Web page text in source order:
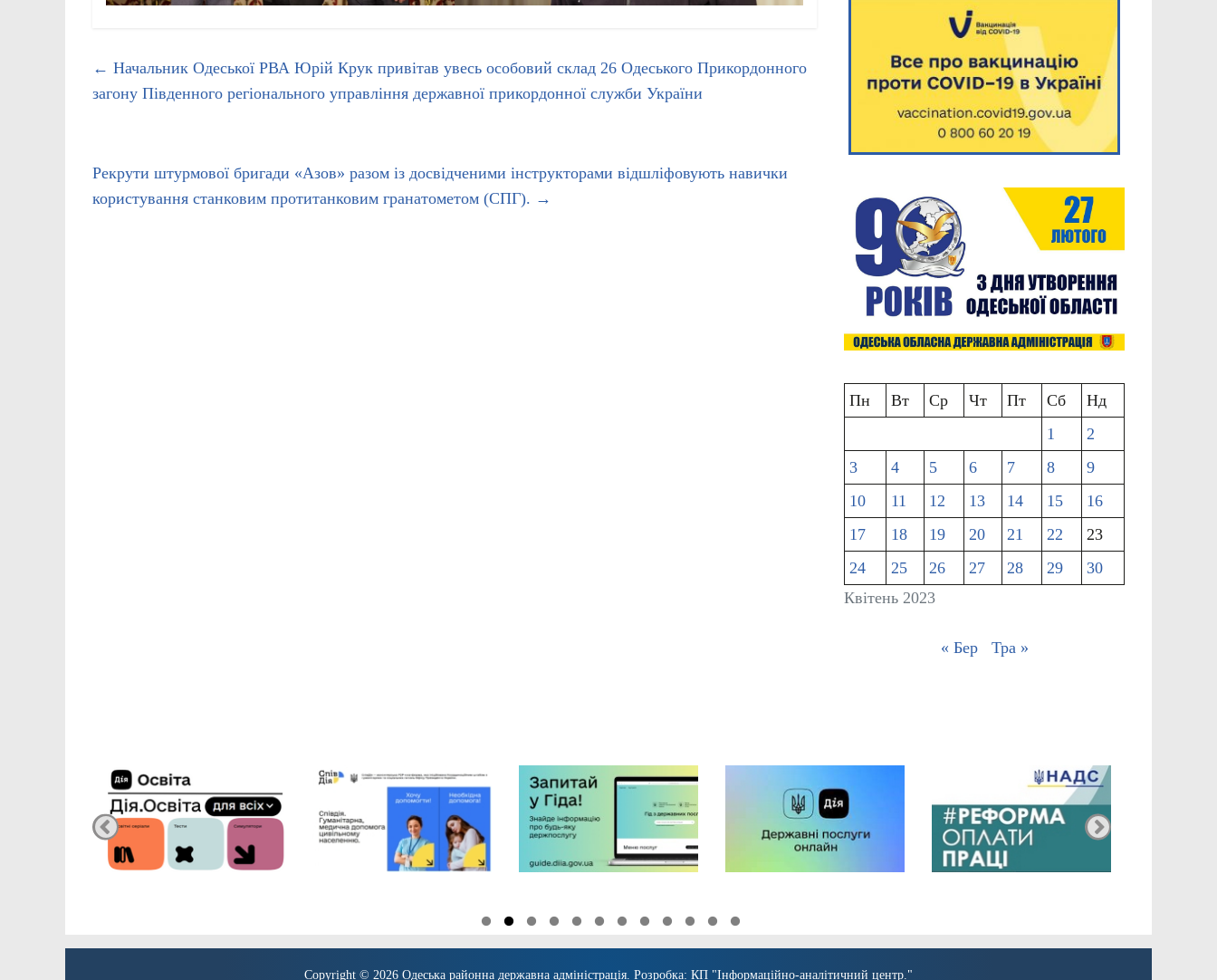
← Начальник Одеської РВА Юрій Крук привітав увесь особовий склад 26 Одеського Прикордонного
загону Південного регіонального управління державної прикордонної служби України
Рекрути штурмової бригади «Азов» разом із досвідченими інструкторами відшліфовують навички
користування станковим протитанковим гранатометом (СПГ). →
Квітень 2023
Пн Вт Ср Чт Пт Сб
Нд
1
2
3
4 5 6 7 8
9
10
11 12 13 14 15
16
17
18 19 20 21 22
23
24
25 26 27 28 29 30
« Бер Тра »
Copyright © 2026 Одеська районна державна адміністрація . Розробка: КП "Інформаційно-аналітичний центр."